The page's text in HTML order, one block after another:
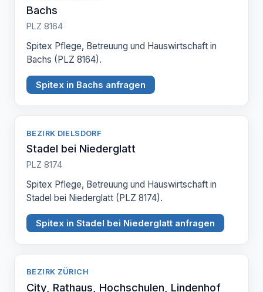
Bachs
PLZ 8164
Spitex Pflege, Betreuung und Hauswirtschaft in
Bachs (PLZ 8164).
Spitex in Bachs anfragen
BEZIRK DIELSDORF
Stadel bei Niederglatt
PLZ 8174
Spitex Pflege, Betreuung und Hauswirtschaft in
Stadel bei Niederglatt (PLZ 8174).
Spitex in Stadel bei Niederglatt anfragen
BEZIRK ZÜRICH
City, Rathaus, Hochschulen, Lindenhof